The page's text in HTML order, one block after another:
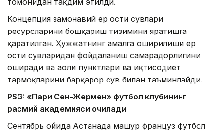
Концепция замонавий ер ости сувлари
ресурсларини бошқариш тизимини яратишга
қаратилган. Ҳужжатнинг амалга оширилиши ер
ости сувларидан фойдаланиш самарадорлигини
оширади ва аҳоли пунктлари ва иқтисодиёт
тармоқларини барқарор сув билан таъминлайди.
PSG: «Пари Сен-Жермен» футбол клубининг
расмий академияси очилади
Сентябрь ойида Астанада машҳур француз футбол